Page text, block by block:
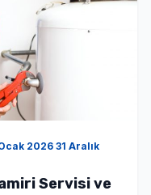
2026 31 Aralık
Servisi ve